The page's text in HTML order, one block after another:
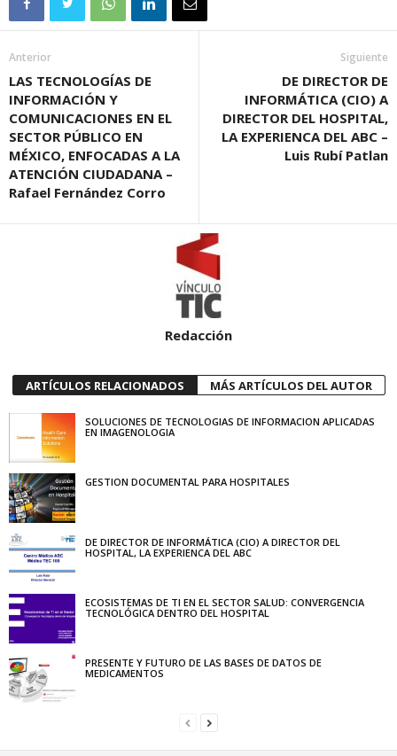
Anterior
LAS TECNOLOGÍAS DE
INFORMACIÓN Y
COMUNICACIONES EN EL
SECTOR PÚBLICO EN
MÉXICO, ENFOCADAS A LA
ATENCIÓN CIUDADANA –
Rafael Fernández Corro
Siguiente
DE DIRECTOR DE
INFORMÁTICA (CIO) A
DIRECTOR DEL HOSPITAL,
LA EXPERIENCA DEL ABC –
Luis Rubí Patlan
Redacción
ARTÍCULOS RELACIONADOS MÁS ARTÍCULOS DEL AUTOR
SOLUCIONES DE TECNOLOGIAS DE INFORMACION APLICADAS
EN IMAGENOLOGIA
GESTION DOCUMENTAL PARA HOSPITALES
DE DIRECTOR DE INFORMÁTICA (CIO) A DIRECTOR DEL
HOSPITAL, LA EXPERIENCA DEL ABC
ECOSISTEMAS DE TI EN EL SECTOR SALUD: CONVERGENCIA
TECNOLÓGICA DENTRO DEL HOSPITAL
PRESENTE Y FUTURO DE LAS BASES DE DATOS DE
MEDICAMENTOS